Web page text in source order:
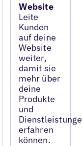
Website
Leite
Kunden
auf deine
Website
weiter,
damit sie
mehr über
deine
Produkte
und
erfahren
können.